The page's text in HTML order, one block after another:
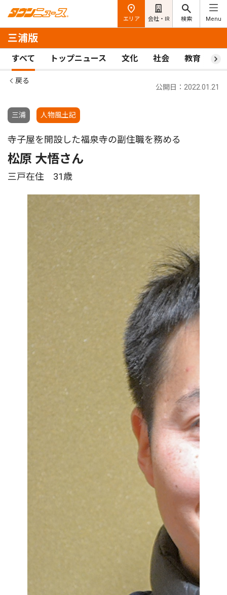
エリア 会社・IR 検索 Menu
三浦版
すべて トップニュース 文化 社会 教育 ス
戻る
三浦 人物風土記
公開日：2022.01.21
寺子屋を開設した福泉寺の副住職を務める
松原 大悟さん
三戸在住 31歳